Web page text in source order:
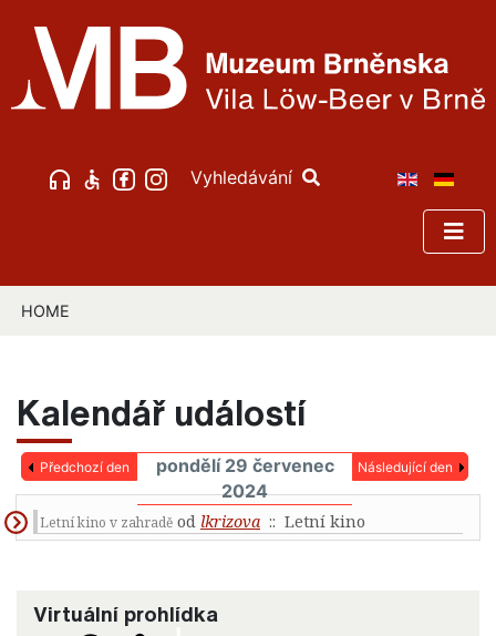
Vyhledávání
HOME
Kalendář událostí
Předchozí den
pondělí 29 červenec
2024
Následující den
Letní kino v zahradě od lkrizova :: Letní kino
Virtuální prohlídka